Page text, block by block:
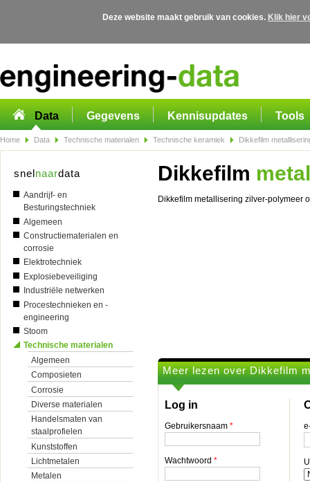
Deze website maakt gebruik van cookies. Klik hier
Data Gegevens Kennisupdates Tools
Home Data Technische materialen Technische keramiek Dikkefilm
snelnaardata
Aandrijf- en
Besturingstechniek
Algemeen
Constructiematerialen en
corrosie
Elektrotechniek
Explosiebeveiliging
Industriële netwerken
Procestechnieken en -
engineering
Stoom
Technische materialen
Algemeen
Composieten
Corrosie
Diverse materialen
Handelsmaten van
staalprofielen
Kunststoffen
Lichtmetalen
Metalen
Dikkefilm
Dikkefilm metallisering zilver-polymeer
Meer lezen over Dikkefilm
Log in
Gebruikersnaam *
Wachtwoord *